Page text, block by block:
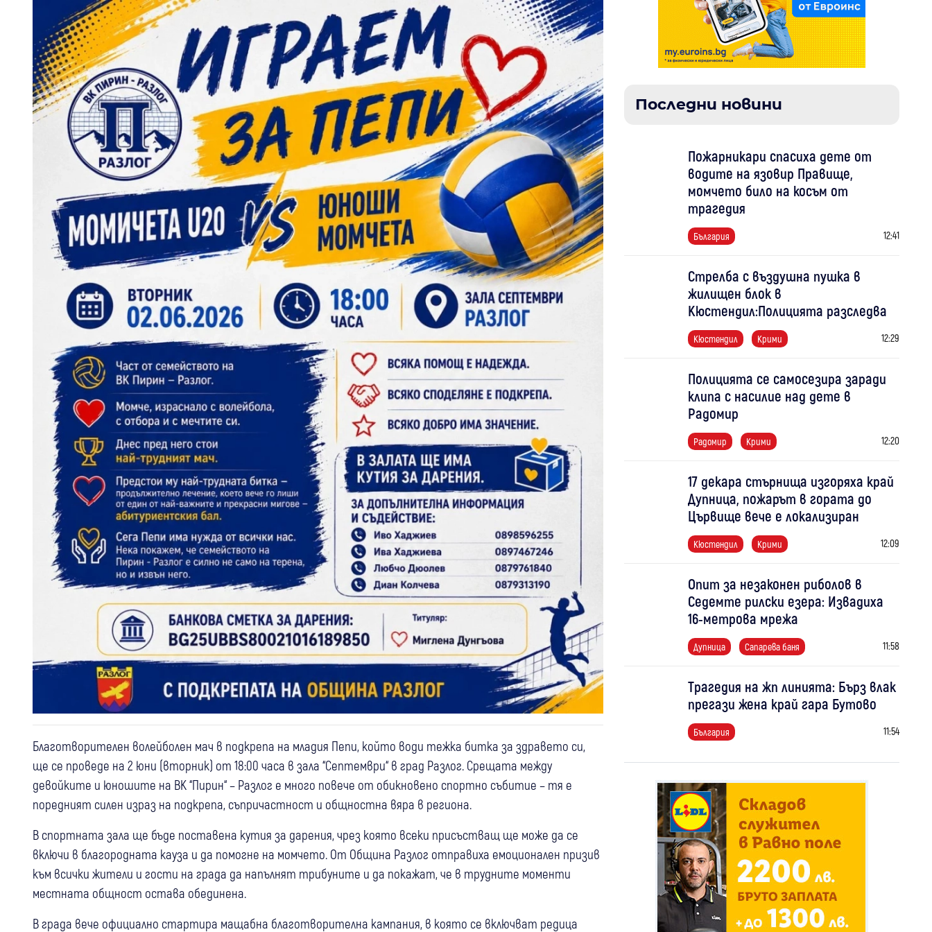
Благотворителен волейболен мач в подкрепа на младия Пепи, който води тежка битка за здравето си,
ще се проведе на 2 юни (вторник) от 18:00 часа в зала “Септември“ в град Разлог. Срещата между
девойките и юношите на ВК “Пирин“ – Разлог е много повече от обикновено спортно събитие – тя е
поредният силен израз на подкрепа, съпричастност и общностна вяра в региона.
В спортната зала ще бъде поставена кутия за дарения, чрез която всеки присъстващ ще може да се
включи в благородната кауза и да помогне на момчето. От Община Разлог отправиха емоционален призив
към всички жители и гости на града да напълнят трибуните и да покажат, че в трудните моменти
местната общност остава обединена.
В града вече официално стартира мащабна благотворителна кампания, в която се включват редица
Последни новини
Пожарникари спасиха дете от
водите на язовир Правище,
момчето било на косъм от
трагедия
България 12:41
Стрелба с въздушна пушка в
жилищен блок в
Кюстендил:Полицията разследва
Кюстендил Крими 12:29
Полицията се самосезира заради
клипа с насилие над дете в
Радомир
Радомир Крими 12:20
17 декара стърнища изгоряха край
Дупница, пожарът в гората до
Цървище вече е локализиран
Кюстендил Крими 12:09
Опит за незаконен риболов в
Седемте рилски езера: Извадиха
16-метрова мрежа
Дупница Сапарева баня 11:58
Трагедия на жп линията: Бърз влак
прегази жена край гара Бутово
България 11:54